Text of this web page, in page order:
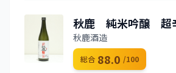
秋鹿 純米吟醸 超
秋鹿酒造
総合 88.0 /100